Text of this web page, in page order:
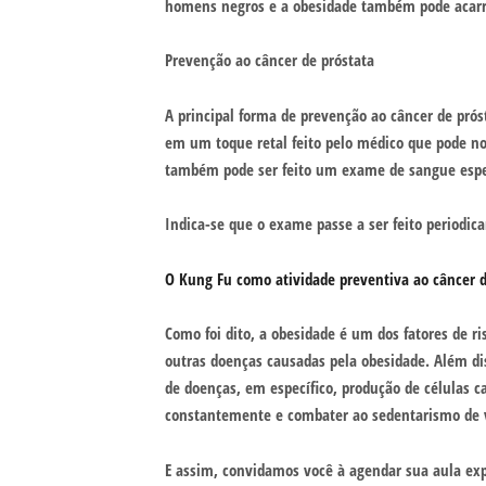
homens negros e a obesidade também pode
Prevenção ao câncer de próstata
A principal forma de prevenção ao câncer de
em um toque retal feito pelo médico que pode
também pode ser feito um exame de sangue
Indica-se que o exame passe a ser feito
O Kung Fu como atividade preventiva ao câncer
Como foi dito, a obesidade é um dos fatores de
outras doenças causadas pela obesidade. Além
de doenças, em específico, produção de
constantemente e combater ao sedentarismo de
E assim, convidamos você à agendar sua aula